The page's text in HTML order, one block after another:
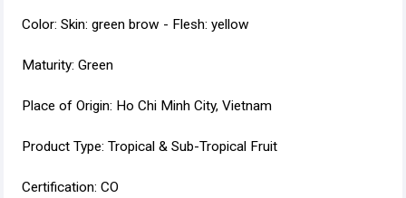
Color: Skin: green brow - Flesh: yellow
Maturity: Green
Place of Origin: Ho Chi Minh City, Vietnam
Product Type: Tropical & Sub-Tropical Fruit
Certification: CO